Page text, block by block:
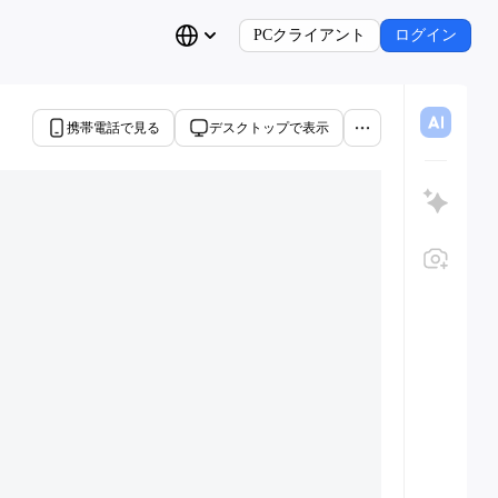
PCクライアント ログイン
携帯電話で見る デスクトップで表示